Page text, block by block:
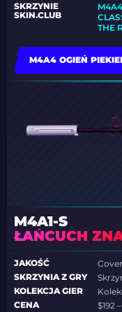
SKRZYNIE
SKIN.CLUB
THE
M4A4 OGIEŃ
M4A1-S
ŁAŃCUCH
JAKOŚĆ
SKRZYNIA Z GRY
KOLEKCJA GIER
CENA
$192